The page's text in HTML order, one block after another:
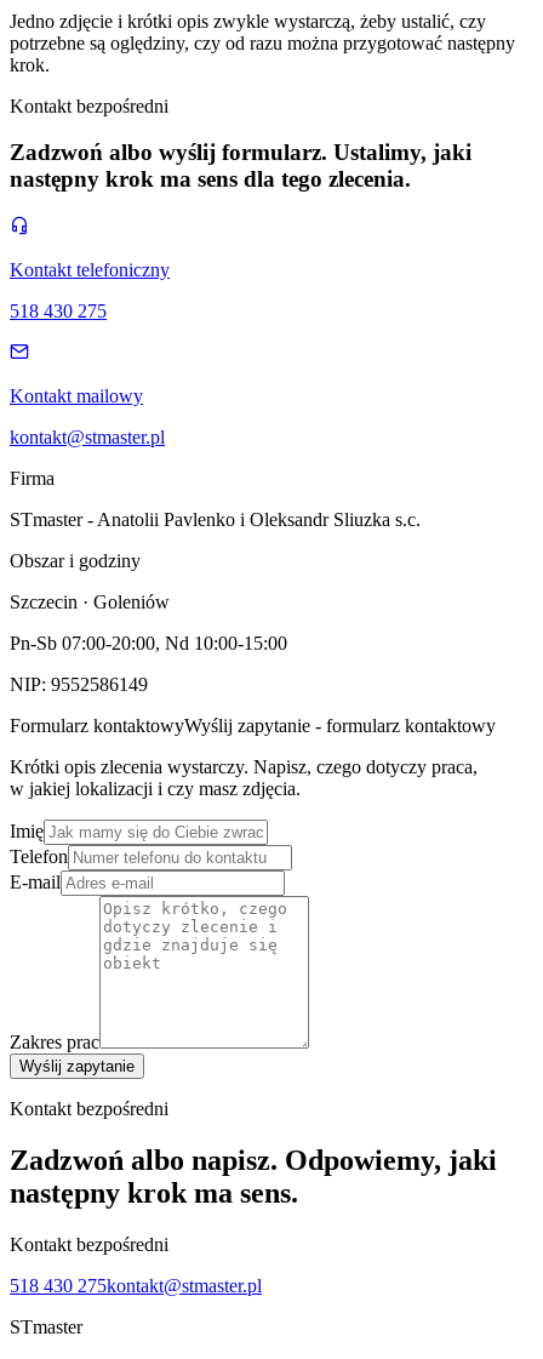
Jedno zdjęcie i krótki opis zwykle wystarczą, żeby ustalić, czy
potrzebne są oględziny, czy od razu można przygotować następny
krok.
Kontakt bezpośredni
Zadzwoń albo wyślij formularz. Ustalimy, jaki
następny krok ma sens dla tego zlecenia.
Kontakt telefoniczny
518 430 275
Kontakt mailowy
kontakt@stmaster.pl
Firma
STmaster - Anatolii Pavlenko i Oleksandr Sliuzka s.c.
Obszar i godziny
Szczecin · Goleniów
Pn-Sb 07:00-20:00, Nd 10:00-15:00
NIP: 9552586149
Formularz kontaktowyWyślij zapytanie - formularz kontaktowy
Krótki opis zlecenia wystarczy. Napisz, czego dotyczy praca,
w jakiej lokalizacji i czy masz zdjęcia.
Imię
Telefon
E-mail
Zakres prac
Wyślij zapytanie
Kontakt bezpośredni
Zadzwoń albo napisz. Odpowiemy, jaki
następny krok ma sens.
Kontakt bezpośredni
518 430 275kontakt@stmaster.pl
STmaster